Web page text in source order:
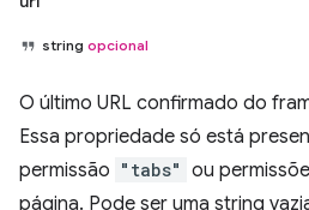
string opcional
O último URL confirmado do
Essa propriedade só está
permissão "tabs" ou
página. Pode ser uma string